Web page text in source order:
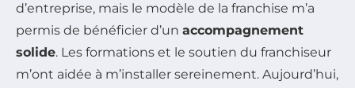
d’entreprise, mais le modèle de la franchise m’a
permis de bénéficier d’un accompagnement
solide. Les formations et le soutien du franchiseur
m’ont aidée à m’installer sereinement. Aujourd’hui,